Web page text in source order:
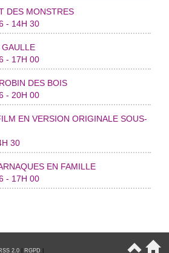
DES MONSTRES
- 14H 30
GAULLE
- 17H 00
DES BOIS
- 20H 00
EN VERSION ORIGINALE SOUS-
30
EN FAMILLE
- 17H 00
2.0 RGPD